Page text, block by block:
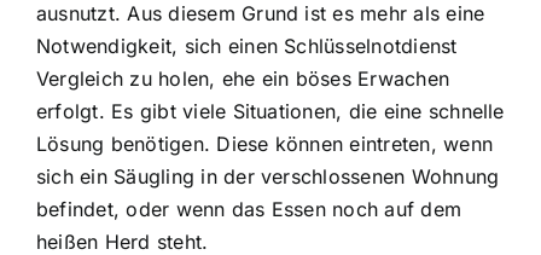
ausnutzt. Aus diesem Grund ist es mehr als eine
Notwendigkeit, sich einen Schlüsselnotdienst
Vergleich zu holen, ehe ein böses Erwachen
erfolgt. Es gibt viele Situationen, die eine schnelle
Lösung benötigen. Diese können eintreten, wenn
sich ein Säugling in der verschlossenen Wohnung
befindet, oder wenn das Essen noch auf dem
heißen Herd steht.